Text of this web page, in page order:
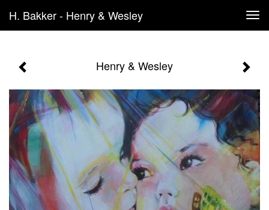
H. Bakker - Henry & Wesley
Henry & Wesley